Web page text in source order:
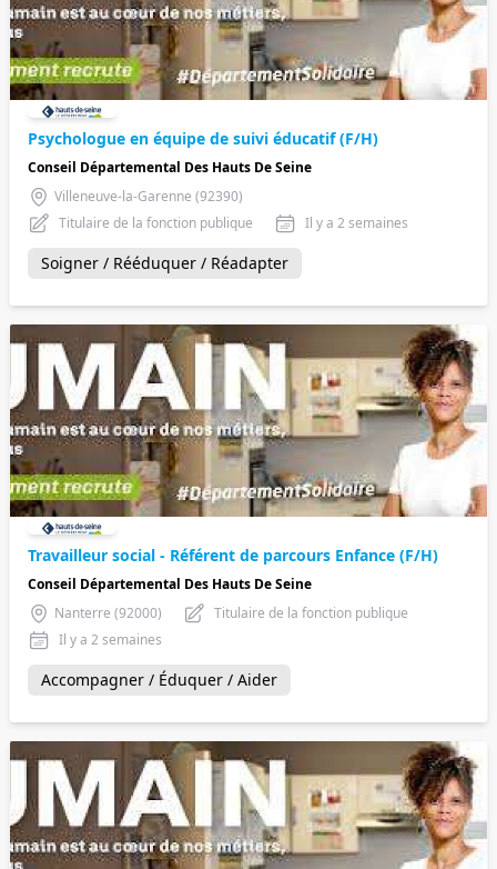
Psychologue en équipe de suivi éducatif (F/H)
Conseil Départemental Des Hauts De Seine
Villeneuve-la-Garenne (92390)
Titulaire de la fonction publique
Il y a 2 semaines
Soigner / Rééduquer / Réadapter
Travailleur social - Référent de parcours Enfance (F/H)
Conseil Départemental Des Hauts De Seine
Nanterre (92000)
Titulaire de la fonction publique
Il y a 2 semaines
Accompagner / Éduquer / Aider